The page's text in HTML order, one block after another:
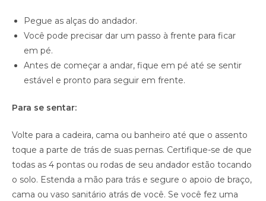
Pegue as alças do andador.
Você pode precisar dar um passo à frente para ficar
em pé.
Antes de começar a andar, fique em pé até se sentir
estável e pronto para seguir em frente.
Para se sentar:
Volte para a cadeira, cama ou banheiro até que o assento
toque a parte de trás de suas pernas. Certifique-se de que
todas as 4 pontas ou rodas de seu andador estão tocando
o solo. Estenda a mão para trás e segure o apoio de braço,
cama ou vaso sanitário atrás de você. Se você fez uma